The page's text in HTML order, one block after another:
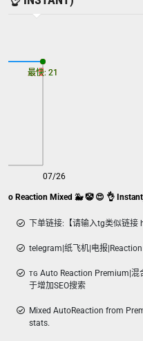
Reaction Mixed 🐳 🤡 😍 👌
07/26
最慢: 21
最快: 21
下单链接:【请输入tg类似链
telegram|纸飞机|电报
ᴛɢ Auto Reaction Premium|混
于增加SEO搜索
Mixed AutoReaction from
stats.